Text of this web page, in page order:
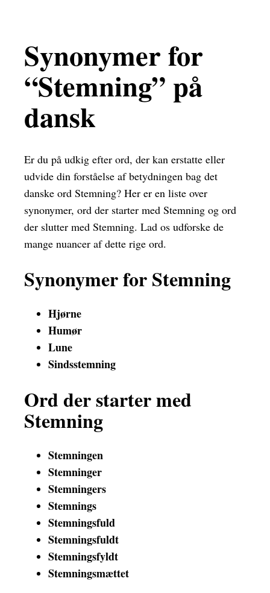
Synonymer for
“Stemning” på
dansk
Er du på udkig efter ord, der kan erstatte eller
udvide din forståelse af betydningen bag det
danske ord Stemning? Her er en liste over
synonymer, ord der starter med Stemning og ord
der slutter med Stemning. Lad os udforske de
mange nuancer af dette rige ord.
Synonymer for Stemning
Hjørne
Humør
Lune
Sindsstemning
Ord der starter med
Stemning
Stemningen
Stemninger
Stemningers
Stemnings
Stemningsfuld
Stemningsfuldt
Stemningsfyldt
Stemningsmættet